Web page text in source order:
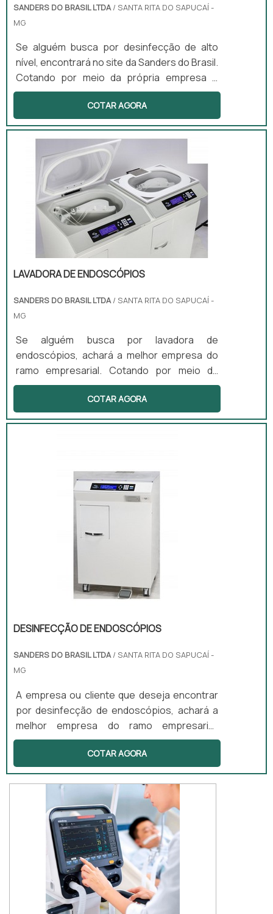
SANDERS DO BRASIL LTDA / SANTA RITA DO SAPUCAÍ -
MG
Se alguém busca por desinfecção de alto
nível, encontrará no site da Sanders do Brasil.
Cotando por meio da própria empresa e
descobrindo a melhor referência em
qualidade.Quando o interesse é por
desinfecção de alto nível, na Sanders do
Brasil irá encontrar excelente custo-
benefício com produtos desenvolvidos para
servir mais e melhor.ALGUNS DETALHES
SOBRE DESINFECÇÃO DE ALTO NÍVELHá
muitas maneiras eficientes de demonstrar
competência ...
COTAR AGORA
LAVADORA DE ENDOSCÓPIOS
SANDERS DO BRASIL LTDA/ SANTA RITA DO SAPUCAÍ -
MG
Se alguém busca por lavadora de
endoscópios, achará a melhor empresa do
ramo empresarial. Cotando por meio da
própria empresa e descobrindo a melhor
referência em qualidade.DIFERENCIAIS
IMPORTANTES DE LAVADORA DE
atua com lavadoras ultrassônicas e
circuladores de saneantes, garantindo a
satisfação da venda à entrega fin...
COTAR AGORA
DESINFECÇÃO DE ENDOSCÓPIOS
SANDERS DO BRASIL LTDA/ SANTA RITA DO SAPUCAÍ -
MG
A empresa ou cliente que deseja encontrar
por desinfecção de endoscópios, achará a
melhor empresa do ramo empresarial.
Cotando por meio da própria empresa e
descobrindo a melhor referência em
qualidade. Quando a busca é por
desinfecção de endoscópios, com a equipe
da Sanders do Brasil alcançará assertividade
com preços altamente competitivos.MAIS
DETALHES SOBRE DESINFECÇÃO DE
ENDOSCÓPIOSHá muitas maneiras eficientes
de demonstrar compet...
COTAR AGORA